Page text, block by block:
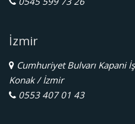
İzmir
Cumhuriyet Bulvarı Kapani
Konak / İzmir
0553 407 01 43